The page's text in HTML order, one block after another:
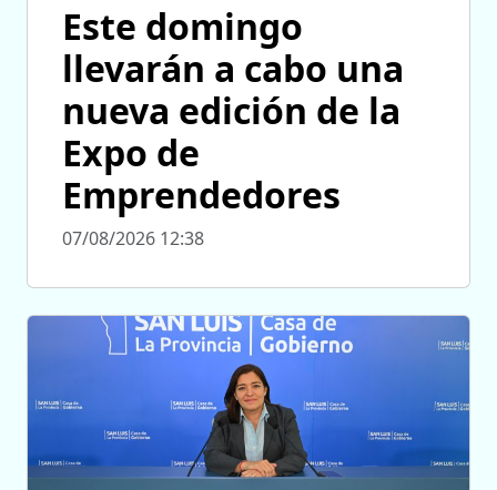
Este domingo
llevarán a cabo una
nueva edición de la
Expo de
Emprendedores
07/08/2026 12:38